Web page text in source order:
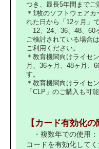
つき、最長5年間までご
＊1枚のソフトウェア
れた日から「12ヶ月」で
12、24、36、48、60
ご検討されている場合
ご利用ください。
＊教育機関向けライセ
月、36ヶ月、48ヶ月、
す。
＊教育機関向けライセ
「CLP」のご購入も可能
【カード有効化の
・複数年での使用
コードを有効化してく